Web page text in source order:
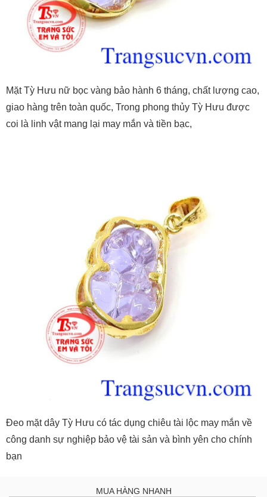
Mặt Tỳ Hưu nữ bọc vàng bảo hành 6 tháng, chất lượng cao,
giao hàng trên toàn quốc, Trong phong thủy Tỳ Hưu được
coi là linh vật mang lại may mắn và tiền bạc,
Đeo mặt dây Tỳ Hưu có tác dụng chiêu tài lộc may mắn về
công danh sự nghiệp bảo vệ tài sản và bình yên cho chính
bạn
MUA HÀNG NHANH